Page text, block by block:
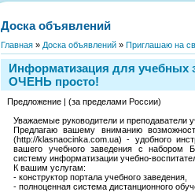
Доска объявлений
Главная » Доска объявлений » Приглашаю на
Информатизация для учебных
ОЧЕНЬ просто!
Предложение | (за пределами России)
Уважаемые руководители и преподаватели
Предлагаю вашему вниманию
(http://klasnaocinka.com.ua) - удобного
вашего учебного заведения с набором
систему информатизации учебно-
К вашим услугам:
- конструктор портала учебного заведения,
- полноценная система дистанционного